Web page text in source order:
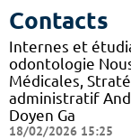
Contacts
Internes et
odontologie
Médicales,
administratif
Doyen Ga
18/02/2026 15:25